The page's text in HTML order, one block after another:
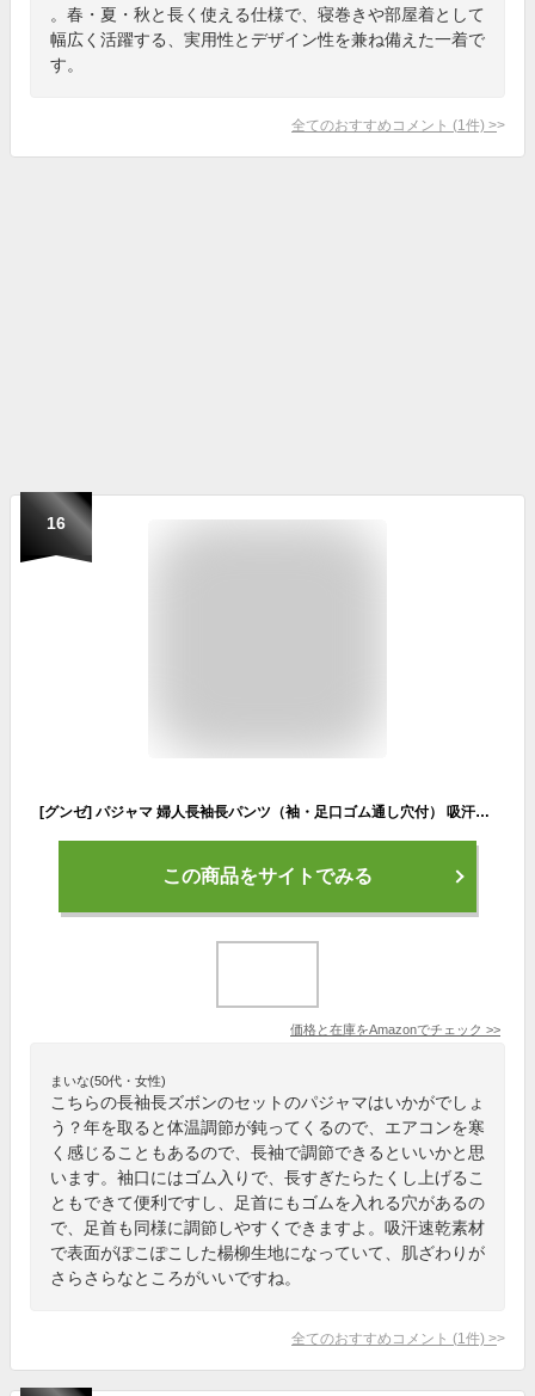
。春・夏・秋と長く使える仕様で、寝巻きや部屋着として
幅広く活躍する、実用性とデザイン性を兼ね備えた一着で
す。
全てのおすすめコメント (1 件) >
16
[グンゼ] パジャマ 婦人長袖長パンツ（袖・足口ゴム通し穴付） 吸汗速乾＆エコ ツインレット楊柳 レディース ブルー
この商品をサイトでみる
価格と在庫をAmazonでチェック >>
まいな(50代・女性)
こちらの長袖長ズボンのセットのパジャマはいかがでしょ
う？年を取ると体温調節が鈍ってくるので、エアコンを寒
く感じることもあるので、長袖で調節できるといいかと思
います。袖口にはゴム入りで、長すぎたらたくし上げるこ
ともできて便利ですし、足首にもゴムを入れる穴があるの
で、足首も同様に調節しやすくできますよ。吸汗速乾素材
で表面がぽこぽこした楊柳生地になっていて、肌ざわりが
さらさらなところがいいですね。
全てのおすすめコメント (1 件) >